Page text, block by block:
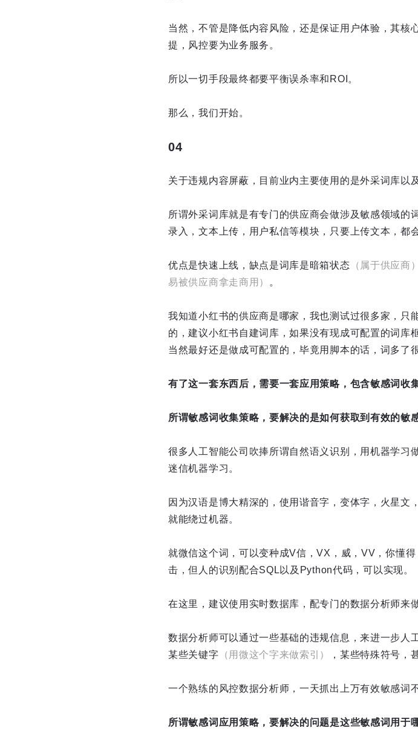
当然，不管是降低内容风险，还是保证用户体验，其核
提，风控要为业务服务。
所以一切手段最终都要平衡误杀率和ROI。
那么，我们开始。
04
关于违规内容屏蔽，目前业内主要使用的是外采词库以
所谓外采词库就是有专门的供应商会做涉及敏感领域
录入，文本上传，用户私信等模块，只要上传文本，都
优点是快速上线，缺点是词库是暗箱状态 （属于供应商）
易被供应商拿走商用）
。
我知道小红书的供应商是哪家，我也测试过很多家，只
的，建议小红书自建词库，如果没有现成可配置的词库
当然最好还是做成可配置的，毕竟用脚本的话，词多了
有了这一套东西后，需要一套应用策略，包含敏感词收
所谓敏感词收集策略，要解决的是如何获取到有效的敏感
很多人工智能公司吹捧所谓自然语义识别，用机器学习
迷信机器学习。
因为汉语是博大精深的，使用谐音字，变体字，火星文
就能绕过机器。
就微信这个词，可以变种成V信，VX，威，VV，你懂
击，但人的识别配合SQL以及Python代码，可以实现。
在这里，建议使用实时数据库，配专门的数据分析师来
数据分析师可以通过一些基础的违规信息，来进一步人
某些关键字 （用微这个字来做索引） ，某些特殊符号，
一个熟练的风控数据分析师，一天抓出上万有效敏感词
所谓敏感词应用策略，要解决的问题是这些敏感词用于